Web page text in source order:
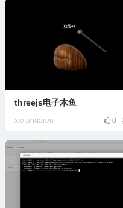
threejs电子木鱼
0
xiefandaren